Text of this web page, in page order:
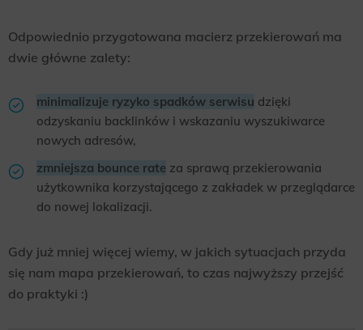
Odpowiednio przygotowana macierz przekierowań ma
dwie główne zalety:
minimalizuje ryzyko spadków serwisu dzięki
odzyskaniu backlinków i wskazaniu wyszukiwarce
nowych adresów,
zmniejsza bounce rate za sprawą przekierowania
użytkownika korzystającego z zakładek w przeglądarce
do nowej lokalizacji.
Gdy już mniej więcej wiemy, w jakich sytuacjach przyda
się nam mapa przekierowań, to czas najwyższy przejść
do praktyki :)